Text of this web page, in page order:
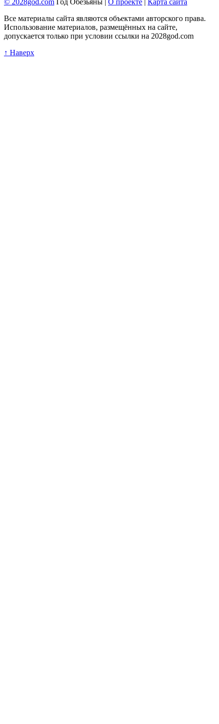
© 2028god.com Год Обезьяны | О проекте
Карта сайта
Все материалы сайта являются объектами авторского права.
Использование материалов, размещённых на сайте,
допускается только при условии ссылки на 2028god.com
↑ Наверх